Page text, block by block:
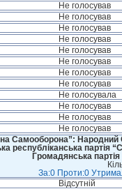
Не голосував
Не голосував
Не голосував
Не голосував
Не голосував
Не голосував
Не голосував
Не голосував
Не голосувала
Не голосував
Не голосував
Не голосував
Самооборона”: Народний
республіканська
Громадянська
За:0 Проти:0
Відсутній